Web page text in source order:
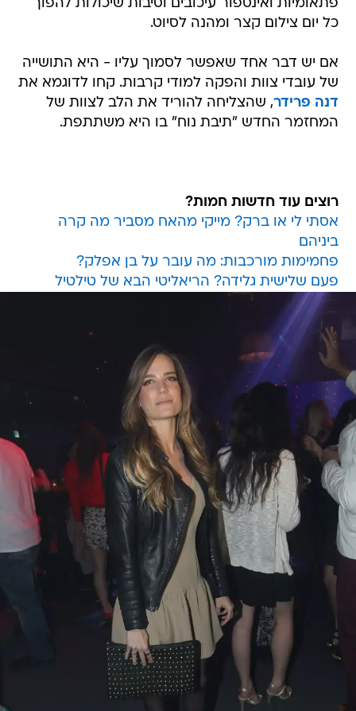
פתאומיות ואינספור עיכובים וסיבות שיכולות להפוך
כל יום צילום קצר ומהנה לסיוט.
אם יש דבר אחד שאפשר לסמוך עליו - היא התושייה
של עובדי צוות והפקה למודי קרבות. קחו לדוגמא את
דנה פרידר, שהצליחה להוריד את הלב לצוות של
המחזמר החדש "תיבת נוח" בו היא משתתפת.
רוצים עוד חדשות חמות?
אסתי לי או ברק? מייקי מהאח מסביר מה קרה
ביניהם
פחמימות מורכבות: מה עובר על בן אפלק?
פעם שלישית גלידה? הריאליטי הבא של טילטיל